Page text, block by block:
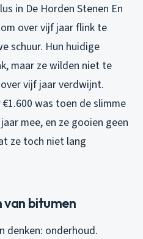
in De Horden Stenen En
over vijf jaar flink te
schuur. Hun huidige
maar ze wilden niet te
vijf jaar verdwijnt.
was toen de slimme
mee, en ze gooien geen
ze toch niet lang
van bitumen
denken: onderhoud.